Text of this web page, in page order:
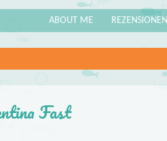
REZENSIONEN
ABOUT ME
Fast